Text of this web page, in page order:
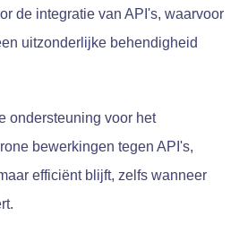
de integratie van API's, waarvoor
uitzonderlijke behendigheid
ondersteuning voor het
bewerkingen tegen API's,
efficiënt blijft, zelfs wanneer